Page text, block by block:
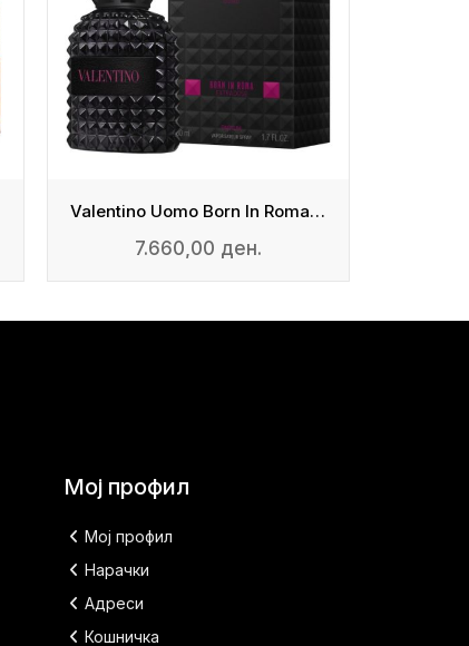
Valentino Uomo Born In Roma Extradose - Parfum
7.660,00 ден.
Мој профил
Мој профил
Нарачки
Адреси
Кошничка